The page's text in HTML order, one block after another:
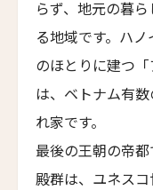
ファン・イェン
HUANG YAN 36 Hotel
ヤンバイ・ヴィラ
Yanbai Villa
ジャンガラ・ドン
Jangala Dunhuang
らず、地元の暮
る地域です。ハ
のほとりに建つ「
は、ベトナム有
れ家です。
最後の王朝の帝
殿群は、ユネス